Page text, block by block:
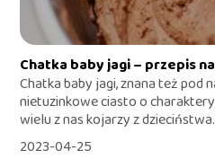
Chatka baby jagi – przepis
Chatka baby jagi, znana też pod
nietuzinkowe ciasto o
wielu z nas kojarzy z
2023-04-25